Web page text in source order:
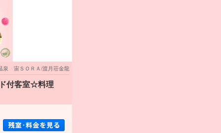
泉 宙ＳＯＲＡ/渡月荘金龍
付客室☆料理